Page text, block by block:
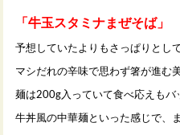
「牛玉スタミナまぜそば」
予想していたよりもさっぱりとし
マシだれの辛味で思わず箸が進む
麺は200g入っていて食べ応えもバ
牛丼風の中華麺といった感じで、